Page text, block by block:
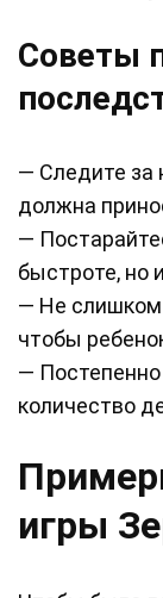
Советы
— Следите за
должна
—
быстроте, но
— Не слишком
чтобы
—
количество
игры